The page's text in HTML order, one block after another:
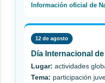
Información oficial de
12 de agosto
Día Internacional
Lugar: actividades
Tema: participación